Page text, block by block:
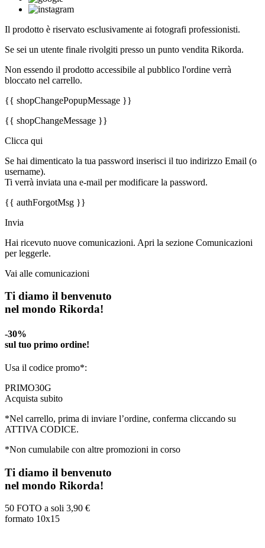
Il prodotto è riservato esclusivamente ai fotografi professionisti.
Se sei un utente finale rivolgiti presso un punto vendita Rikorda.
Non essendo il prodotto accessibile al pubblico l'ordine verrà
bloccato nel carrello.
{{ shopChangePopupMessage }}
{{ shopChangeMessage }}
Clicca qui
Se hai dimenticato la tua password inserisci il tuo indirizzo Email (o
username).
Ti verrà inviata una e-mail per modificare la password.
{{ authForgotMsg }}
Invia
Hai ricevuto nuove comunicazioni. Apri la sezione Comunicazioni
per leggerle.
Vai alle comunicazioni
Ti diamo il benvenuto
nel mondo Rikorda!
-30%
sul tuo primo ordine!
Usa il codice promo*:
PRIMO30G
Acquista subito
*Nel carrello, prima di inviare l’ordine, conferma cliccando su
ATTIVA CODICE.
*Non cumulabile con altre promozioni in corso
Ti diamo il benvenuto
nel mondo Rikorda!
50 FOTO a soli 3,90 €
formato 10x15